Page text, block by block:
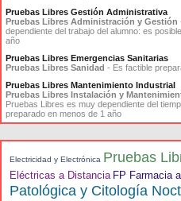
Pruebas Libres Gestión Administrativa
Pruebas Libres Administración y Gestión
dependiente del trabajo del alumno: es
año
Pruebas Libres Emergencias Sanitarias
Pruebas Libres Sanidad - Es factible
Pruebas Libres Mantenimiento Industrial
Pruebas Libres Instalación y
Pruebas Libres es muy dependiente del
preparado en menos de 1 año
Electricidad y Electrónica Pruebas
Eléctricas a Distancia FP Farmacia
Patológica y Citología